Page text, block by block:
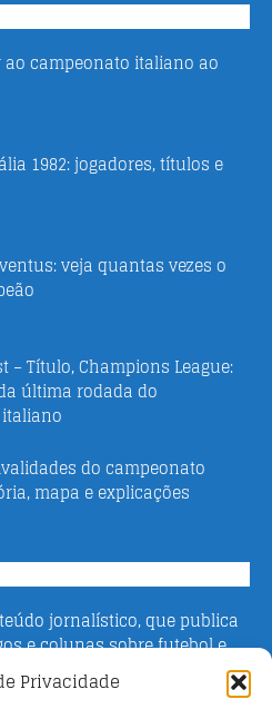
Privacidade
ao campeonato italiano ao
1982: jogadores, títulos e
veja quantas vezes o
– Título, Champions League:
última rodada do
do campeonato
mapa e explicações
jornalístico, que publica
e colunas sobre futebol e
em 2016 pelo jornalista
objetivo informar o